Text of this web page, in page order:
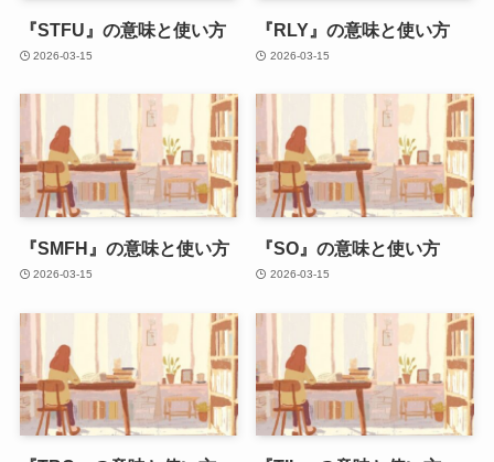
『STFU』の意味と使い方
2026-03-15
『RLY』の意味と使い方
2026-03-15
『SMFH』の意味と使い方
2026-03-15
『SO』の意味と使い方
2026-03-15